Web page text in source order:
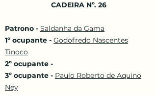
CADEIRA Nº. 26
Patrono - Saldanha da Gama
1º ocupante - Godofredo Nascentes
Tinoco
2º ocupante -
3º ocupante - Paulo Roberto de Aquino
Ney